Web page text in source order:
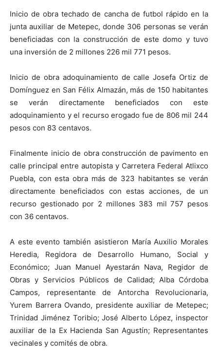
Inicio de obra techado de cancha de futbol rápido en la
junta auxiliar de Metepec, donde 306 personas se verán
beneficiadas con la construcción de este domo y tuvo
una inversión de 2 millones 226 mil 771 pesos.
Inicio de obra adoquinamiento de calle Josefa Ortiz de
Domínguez en San Félix Almazán, más de 150 habitantes
se verán directamente beneficiados con este
adoquinamiento y el recurso erogado fue de 806 mil 244
pesos con 83 centavos.
Finalmente inicio de obra construcción de pavimento en
calle principal entre autopista y Carretera Federal Atlixco
Puebla, con esta obra más de 323 habitantes se verán
directamente beneficiados con estas acciones, de un
recurso gestionado por 2 millones 383 mil 757 pesos
con 36 centavos.
A este evento también asistieron María Auxilio Morales
Heredia, Regidora de Desarrollo Humano, Social y
Económico; Juan Manuel Ayestarán Nava, Regidor de
Obras y Servicios Públicos de Calidad; Alba Córdoba
Campos, representante de Antorcha Revolucionaria,
Yurem Barrera Ovando, presidente auxiliar de Metepec;
Trinidad Jiménez Toribio; José Alberto López, inspector
auxiliar de la Ex Hacienda San Agustín; Representantes
vecinales y comités de obra.